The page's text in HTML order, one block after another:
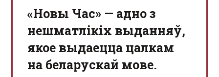
«Новы Час» — адно з
нешматлікіх выданняў,
якое выдаецца цалкам
на беларускай мове.